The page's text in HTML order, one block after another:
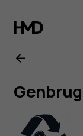
til
Nokia
1.4
Genbrug